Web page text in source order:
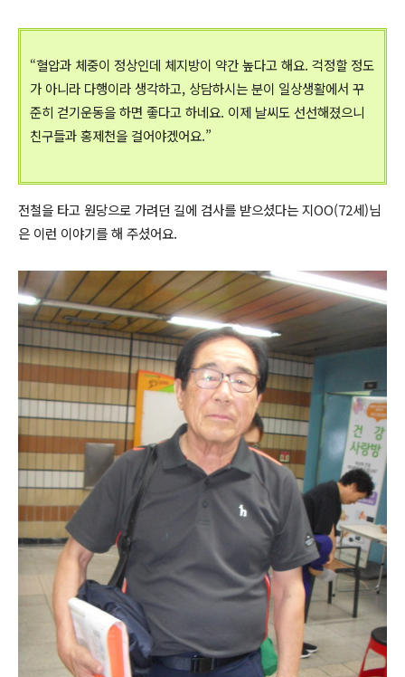
“혈압과 체중이 정상인데 체지방이 약간 높다고 해요. 걱정할 정도
가 아니라 다행이라 생각하고, 상담하시는 분이 일상생활에서 꾸
준히 걷기운동을 하면 좋다고 하네요. 이제 날씨도 선선해졌으니
친구들과 홍제천을 걸어야겠어요.”
전철을 타고 원당으로 가려던 길에 검사를 받으셨다는 지OO(72세)님
은 이런 이야기를 해 주셨어요.